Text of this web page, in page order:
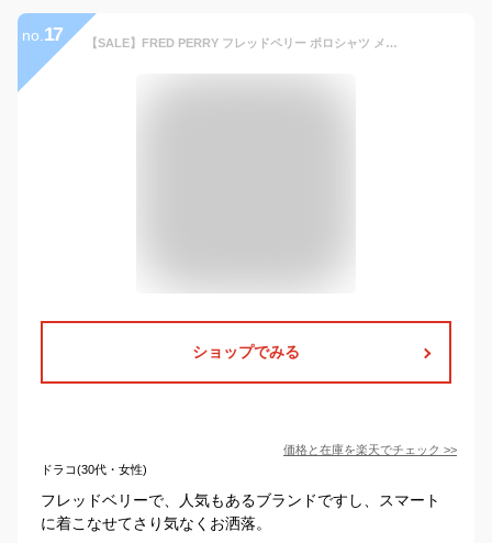
no. 17 【SALE】FRED PERRY フレッドペリー ポロシャツ メンズ アパレル 綿100% コットン 無地 おしゃれ ゴルフ 紳士 ビジネス ビジカジ クールビズ 男女兼用 無地 ロゴ ワンポイント ブランド 男性 紳士 プレゼント プチギフト 誕生日プレゼント 彼氏 父 息子 ギフト 記念日
ショップでみる
価格と在庫を楽天でチェック >>
ドラコ(30代・女性)
フレッドベリーで、人気もあるブランドですし、スマート
に着こなせてさり気なくお洒落。